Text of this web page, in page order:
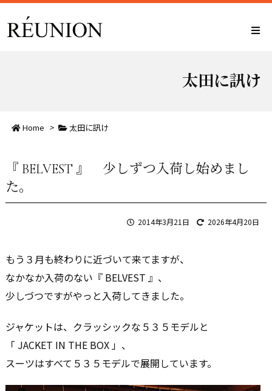
太田に訊け
Home > 太田に訊け
『 BELVEST 』 少しずつ入荷し始めまし
た。
2014年3月21日 2026年4月20日
もう３月も終わりに近づいて来てますが、
なかなか入荷のない『 BELVEST 』、
少しづつですがやっと入荷してきました。
ジャケットは、クラッシックな５３５モデルと
「 JACKET IN THE BOX 」、
スーツはすべて５３５モデルで展開しています。